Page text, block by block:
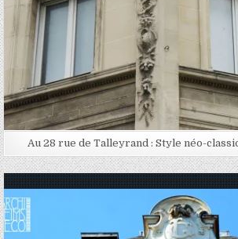
Au 28 rue de Talleyrand : Style néo-
Posted in